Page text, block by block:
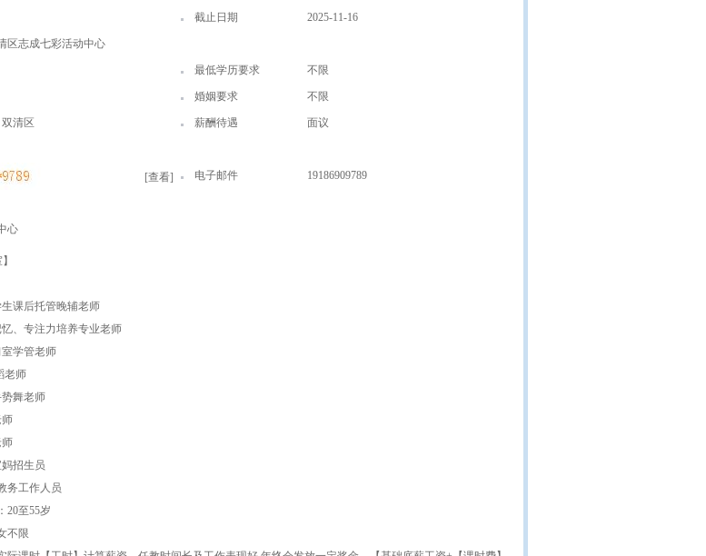
截止日期 2025-11-16
区志成七彩活动中心
最低学历要求 不限
婚姻要求 不限
清区 薪酬待遇 面议
[查看] 电子邮件 19186909789
心
课后托管晚辅老师
、专注力培养专业老师
学管老师
老师
舞老师
师
师
招生员
务工作人员
20至55岁
不限